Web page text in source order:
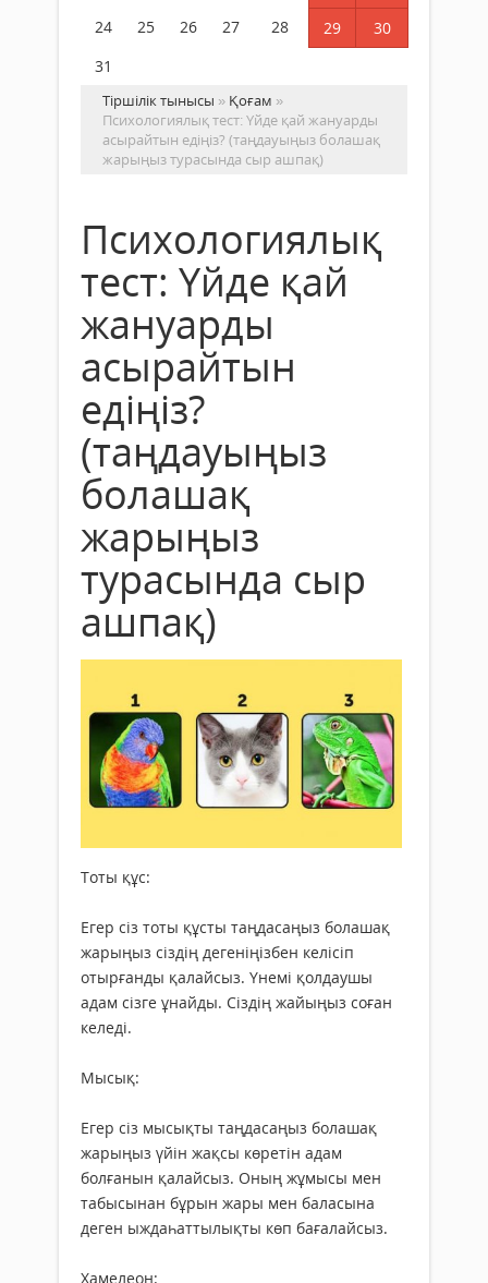
24
25 26 27 28 29
30
31
Тіршілік тынысы » Қоғам »
Психологиялық тест: Үйде қай жануарды
асырайтын едіңіз? (таңдауыңыз болашақ
жарыңыз турасында сыр ашпақ)
Психологиялық
тест: Үйде қай
жануарды
асырайтын
едіңіз?
(таңдауыңыз
болашақ
жарыңыз
турасында сыр
ашпақ)
Тоты құс:
Егер сіз тоты құсты таңдасаңыз болашақ
жарыңыз сіздің дегеніңізбен келісіп
отырғанды қалайсыз. Үнемі қолдаушы
адам сізге ұнайды. Сіздің жайыңыз соған
келеді.
Мысық:
Егер сіз мысықты таңдасаңыз болашақ
жарыңыз үйін жақсы көретін адам
болғанын қалайсыз. Оның жұмысы мен
табысынан бұрын жары мен баласына
деген ыждаһаттылықты көп бағалайсыз.
Хамелеон: